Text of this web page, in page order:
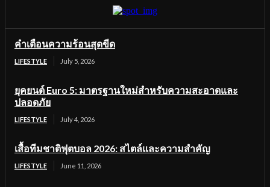
คำเตือนความร้อนสุดขีด
LIFESTYLE July 5, 2026
ยุคยนต์ Euro 5: มาตรฐานใหม่สำหรับความสะอาดและ
ปลอดภัย
LIFESTYLE July 4, 2026
เสื้อทีมชาติฟุตบอล 2026: สไตล์และความสำคัญ
LIFESTYLE June 11, 2026